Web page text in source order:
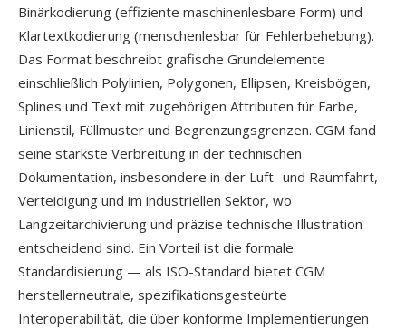
Binärkodierung (effiziente maschinenlesbare Form) und
Klartextkodierung (menschenlesbar für Fehlerbehebung).
Das Format beschreibt grafische Grundelemente
einschließlich Polylinien, Polygonen, Ellipsen, Kreisbögen,
Splines und Text mit zugehörigen Attributen für Farbe,
Linienstil, Füllmuster und Begrenzungsgrenzen. CGM fand
seine stärkste Verbreitung in der technischen
Dokumentation, insbesondere in der Luft- und Raumfahrt,
Verteidigung und im industriellen Sektor, wo
Langzeitarchivierung und präzise technische Illustration
entscheidend sind. Ein Vorteil ist die formale
Standardisierung — als ISO-Standard bietet CGM
herstellerneutrale, spezifikationsgesteürte
Interoperabilität, die über konforme Implementierungen